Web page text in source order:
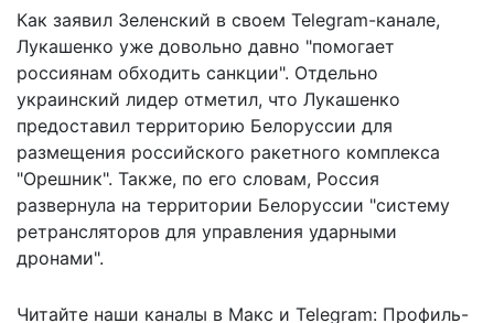
Как заявил Зеленский в своем Telegram-канале,
Лукашенко уже довольно давно "помогает
россиянам обходить санкции". Отдельно
украинский лидер отметил, что Лукашенко
предоставил территорию Белоруссии для
размещения российского ракетного комплекса
"Орешник". Также, по его словам, Россия
развернула на территории Белоруссии "систему
ретрансляторов для управления ударными
дронами".
Читайте наши каналы в Макс и Telegram: Профиль-